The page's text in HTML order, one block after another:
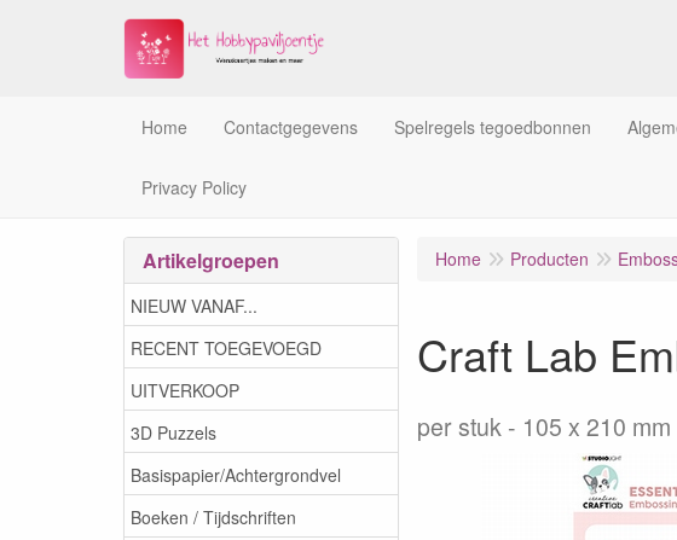
Home Contactgegevens Spelregels tegoedbonnen
Privacy Policy
Artikelgroepen
NIEUW VANAF...
RECENT TOEGEVOEGD
UITVERKOOP
3D Puzzels
Basispapier/Achtergrondvel
Boeken / Tijdschriften
Home Producten
Craft Lab
per stuk 105 x 210 mm